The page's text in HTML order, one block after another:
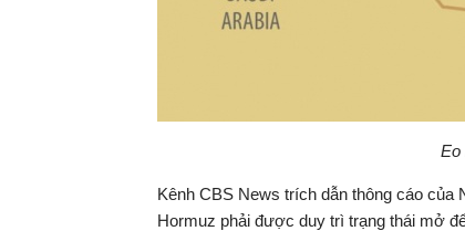
Eo
Kênh CBS News trích dẫn thông cáo của
Hormuz phải được duy trì trạng thái mở